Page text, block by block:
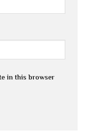
in this browser